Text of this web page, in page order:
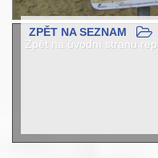
Zpět na úvodní stranu
ZPĚT NA SEZNAM